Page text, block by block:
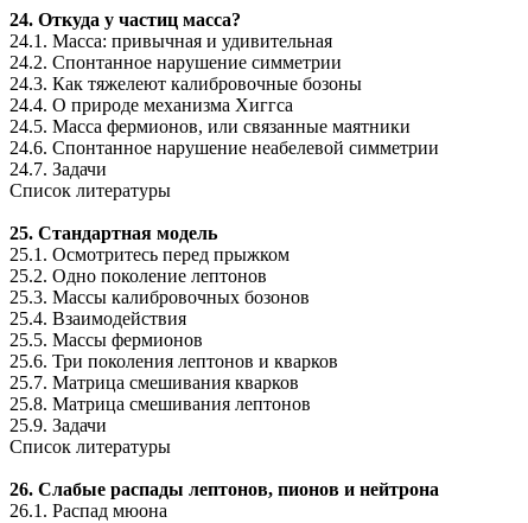
24. Откуда у частиц масса?
24.1. Масса: привычная и удивительная
24.2. Спонтанное нарушение симметрии
24.3. Как тяжелеют калибровочные бозоны
24.4. О природе механизма Хиггса
24.5. Масса фермионов, или связанные маятники
24.6. Спонтанное нарушение неабелевой симметрии
24.7. Задачи
Список литературы
25. Стандартная модель
25.1. Осмотритесь перед прыжком
25.2. Одно поколение лептонов
25.3. Массы калибровочных бозонов
25.4. Взаимодействия
25.5. Массы фермионов
25.6. Три поколения лептонов и кварков
25.7. Матрица смешивания кварков
25.8. Матрица смешивания лептонов
25.9. Задачи
Список литературы
26. Слабые распады лептонов, пионов и нейтрона
26.1. Распад мюона